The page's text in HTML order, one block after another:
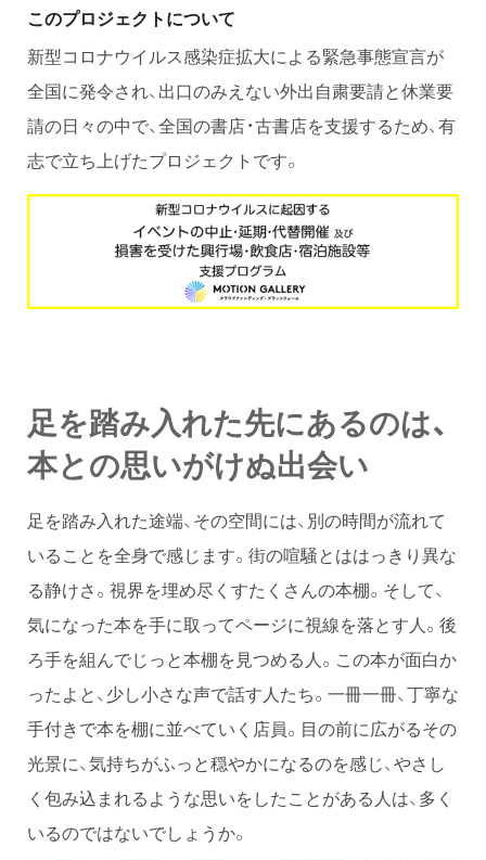
このプロジェクトについて
新型コロナウイルス感染症拡大による緊急事態宣言が
全国に発令され、出口のみえない外出自粛要請と休業要
請の日々の中で、全国の書店・古書店を支援するため、有
志で立ち上げたプロジェクトです。
足を踏み入れた先にあるのは、
本との思いがけぬ出会い
足を踏み入れた途端、その空間には、別の時間が流れて
いることを全身で感じます。街の喧騒とははっきり異な
る静けさ。視界を埋め尽くすたくさんの本棚。そして、
気になった本を手に取ってページに視線を落とす人。後
ろ手を組んでじっと本棚を見つめる人。この本が面白か
ったよと、少し小さな声で話す人たち。一冊一冊、丁寧な
手付きで本を棚に並べていく店員。目の前に広がるその
光景に、気持ちがふっと穏やかになるのを感じ、やさし
く包み込まれるような思いをしたことがある人は、多く
いるのではないでしょうか。